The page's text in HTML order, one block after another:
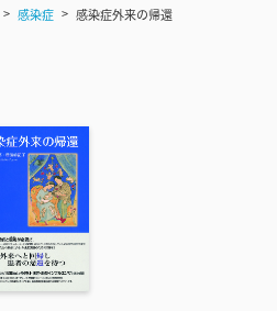
感染症 感染症外来の帰還